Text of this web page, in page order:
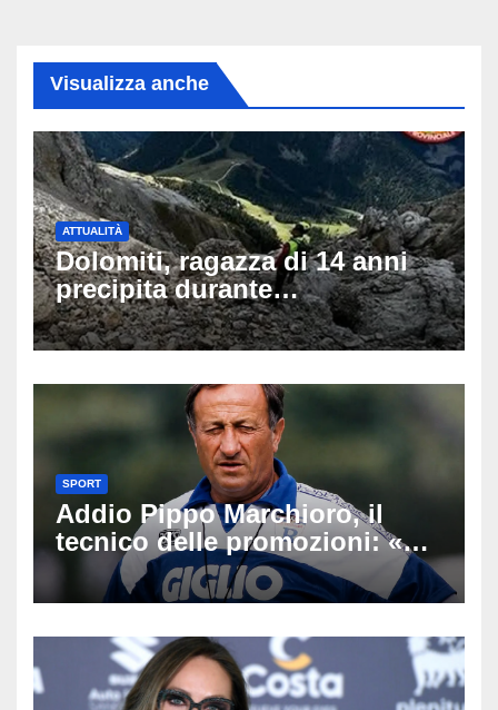
Visualizza anche
ATTUALITÀ
Dolomiti, ragazza di 14 anni
precipita durante
un’escursione: tragedia sul
Latemar davanti alla famiglia
SPORT
Addio Pippo Marchioro, il
tecnico delle promozioni: «Ha
scritto pagine indimenticabili
del nostro calcio»